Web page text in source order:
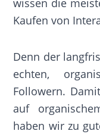
wissen die
Kaufen von
Denn der
echten,
Followern.
auf
haben wir zu